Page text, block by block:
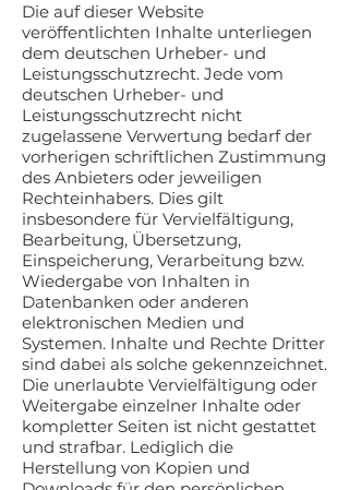
Die auf dieser Website
veröffentlichten Inhalte unterliegen
dem deutschen Urheber- und
Leistungsschutzrecht. Jede vom
deutschen Urheber- und
Leistungsschutzrecht nicht
zugelassene Verwertung bedarf der
vorherigen schriftlichen Zustimmung
des Anbieters oder jeweiligen
Rechteinhabers. Dies gilt
insbesondere für Vervielfältigung,
Bearbeitung, Übersetzung,
Einspeicherung, Verarbeitung bzw.
Wiedergabe von Inhalten in
Datenbanken oder anderen
elektronischen Medien und
Systemen. Inhalte und Rechte Dritter
sind dabei als solche gekennzeichnet.
Die unerlaubte Vervielfältigung oder
Weitergabe einzelner Inhalte oder
kompletter Seiten ist nicht gestattet
und strafbar. Lediglich die
Herstellung von Kopien und